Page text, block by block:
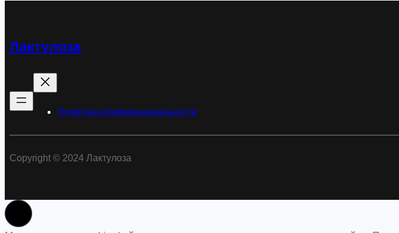
Лактулоза
Политика конфиденциальности
Copyright © 2024 Лактулоза